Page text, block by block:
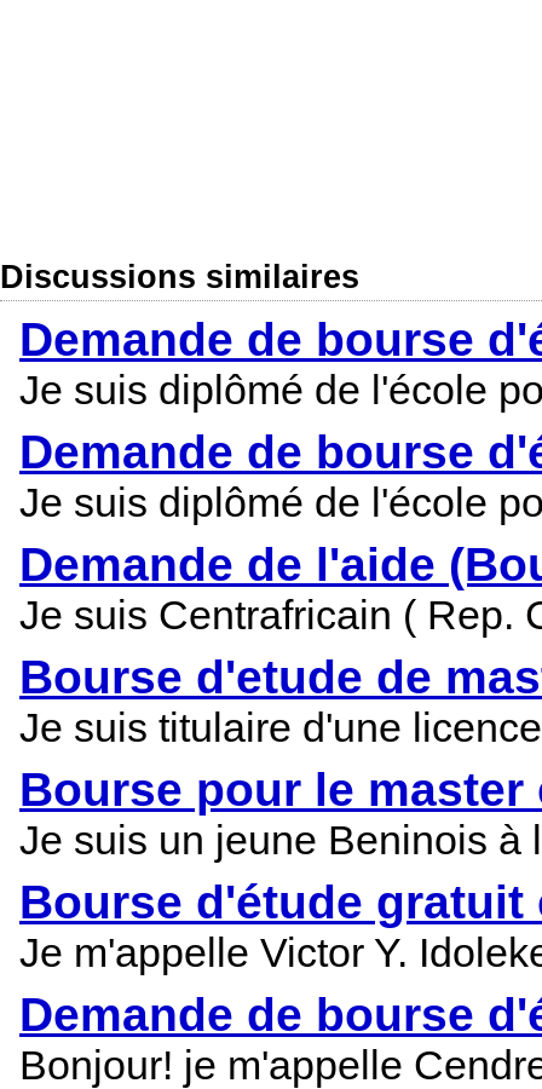
Discussions similaires
Demande de bourse
Je suis diplômé de l'école
Demande de bourse
Je suis diplômé de l'école
Demande de l'aide
Je suis Centrafricain ( Rep.
Bourse d'etude de
Je suis titulaire d'une
Bourse pour le
Je suis un jeune Beninois à
Bourse d'étude gratuit
Je m'appelle Victor Y.
Demande de bourse
Bonjour! je m'appelle